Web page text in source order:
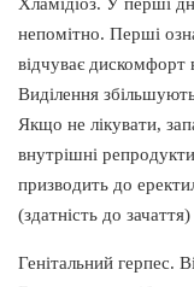
непомітно. Перші
відчуває дискомфорт
Виділення
Якщо не лікувати,
внутрішні
призводить до
(здатність до
Генітальний герпес.